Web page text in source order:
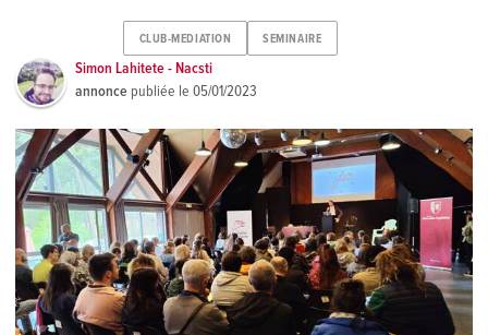
CLUB-MEDIATION SEMINAIRE
Simon Lahitete - Nacsti
annonce publiée le05/01/2023